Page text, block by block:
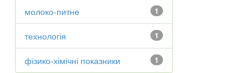
1
молоко-питне
1
технологія
1
фізико-хімічні показники